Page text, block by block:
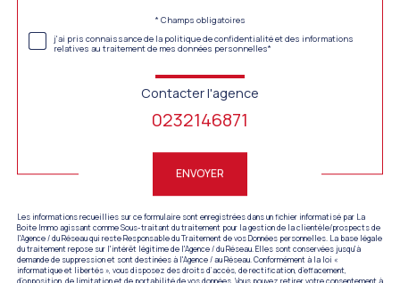
* Champs obligatoires
j'ai pris connaissance de la politique de confidentialité et des informations
relatives au traitement de mes données personnelles*
Contacter l'agence
0232146871
ENVOYER
Les informations recueillies sur ce formulaire sont enregistrées dans un fichier informatisé par La
Boite Immo agissant comme Sous-traitant du traitement pour la gestion de la clientèle/prospects de
l'Agence / du Réseau qui reste Responsable du Traitement de vos Données personnelles. La base légale
du traitement repose sur l'intérêt légitime de l'Agence / du Réseau. Elles sont conservées jusqu'à
demande de suppression et sont destinées à l'Agence / au Réseau. Conformément à la loi «
informatique et libertés », vous disposez des droits d’accès, de rectification, d’effacement,
d’opposition, de limitation et de portabilité de vos données. Vous pouvez retirer votre consentement à